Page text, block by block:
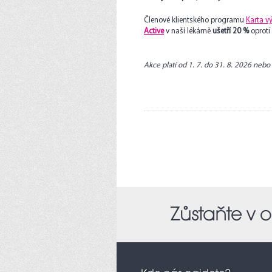
Členové klientského programu Karta
Activev naší lékárně ušetří 20 %oproti
Akce platí od 1. 7. do 31. 8. 2026
Zůstaňte v